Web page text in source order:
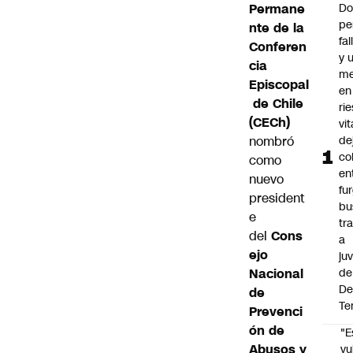
Permane
nte de la
Conferen
cia
Episcopal
de Chile
(CECh)
nombró
como
nuevo
president
e
del Cons
ejo
Nacional
de
Prevenci
ón de
Abusos y
y
en
a
de